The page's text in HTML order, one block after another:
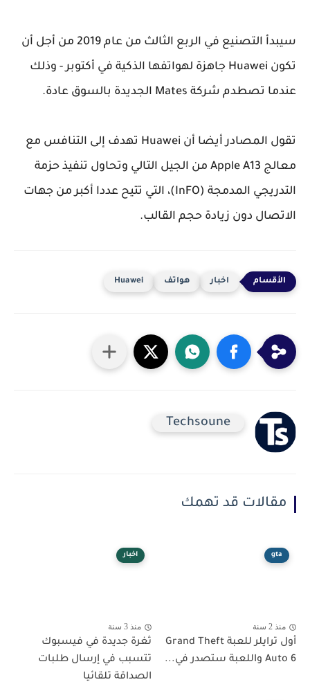
سيبدأ التصنيع في الربع الثالث من عام 2019 من أجل أن
تكون Huawei جاهزة لهواتفها الذكية في أكتوبر - وذلك
عندما تصطدم شركة Mates الجديدة بالسوق عادة.
تقول المصادر أيضا أن Huawei تهدف إلى التنافس مع
معالج Apple A13 من الجيل التالي وتحاول تنفيذ حزمة
التدريجي المدمجة (InFO)، التي تتيح عددا أكبر من جهات
الاتصال دون زيادة حجم القالب.
اخبار هواتف Huawei
Techsoune
مقالات قد تهمك
gta
منذ 2 سنة
أول ترايلر للعبة Grand Theft
Auto 6 واللعبة ستصدر في...
اخبار
منذ 3 سنة
ثغرة جديدة في فيسبوك
تتسبب في إرسال طلبات
الصداقة تلقائيا